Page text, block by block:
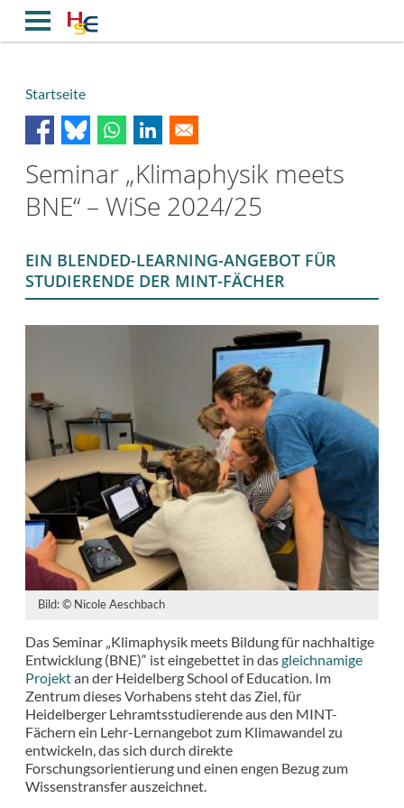
Inhalt
Breadcrumb
Startseite
Seminar „Klimaphysik meets
BNE“ – WiSe 2024/25
EIN BLENDED-LEARNING-ANGEBOT FÜR
STUDIERENDE DER MINT-FÄCHER
Bild: © Nicole Aeschbach
Das Seminar „Klimaphysik meets Bildung für nachhaltige
Entwicklung (BNE)“ ist eingebettet in dasgleichnamige
Projektan der Heidelberg School of Education. Im
Zentrum dieses Vorhabens steht das Ziel, für
Heidelberger Lehramtsstudierende aus den MINT-
Fächern ein Lehr-Lernangebot zum Klimawandel zu
entwickeln, das sich durch direkte
Forschungsorientierung und einen engen Bezug zum
Wissenstransfer auszeichnet.